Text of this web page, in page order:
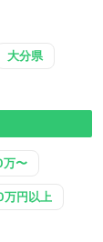
大分県
〜
円以上